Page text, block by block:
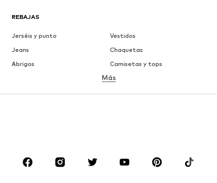
REBAJAS
Jerséis y punto
Vestidos
Jeans
Chaquetas
Abrigos
Camisetas y tops
Ropa interior
Faldas
Blusas y camisas
Zapatos
Deporte
Más